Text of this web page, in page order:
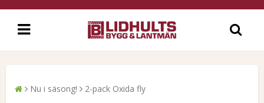
Nu i säsong! 2-pack Oxida fly